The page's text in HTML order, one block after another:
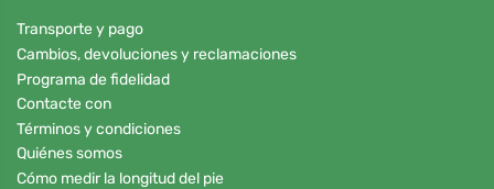
Transporte y pago
Cambios, devoluciones y reclamaciones
Programa de fidelidad
Contacte con
Términos y condiciones
Quiénes somos
Cómo medir la longitud del pie